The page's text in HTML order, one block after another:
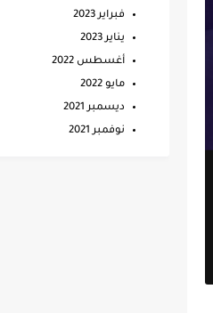
فبراير 2023
يناير 2023
أغسطس 2022
مايو 2022
ديسمبر 2021
نوفمبر 2021